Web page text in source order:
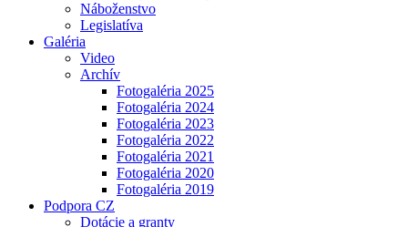
Náboženstvo
Legislatíva
Galéria
Video
Archív
Fotogaléria 2025
Fotogaléria 2024
Fotogaléria 2023
Fotogaléria 2022
Fotogaléria 2021
Fotogaléria 2020
Fotogaléria 2019
Podpora CZ
Dotácie a granty